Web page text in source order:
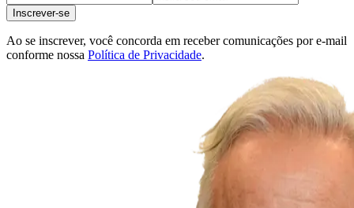
Inscrever-se
Ao se inscrever, você concorda em receber comunicações por e-mail
conforme nossa Política de Privacidade.